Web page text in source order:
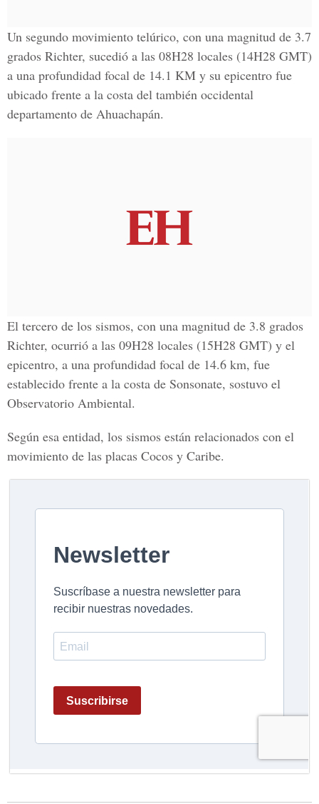
Un segundo movimiento telúrico, con una magnitud de 3.7
grados Richter, sucedió a las 08H28 locales (14H28 GMT)
a una profundidad focal de 14.1 KM y su epicentro fue
ubicado frente a la costa del también occidental
departamento de Ahuachapán.
El tercero de los sismos, con una magnitud de 3.8 grados
Richter, ocurrió a las 09H28 locales (15H28 GMT) y el
epicentro, a una profundidad focal de 14.6 km, fue
establecido frente a la costa de Sonsonate, sostuvo el
Observatorio Ambiental.
Según esa entidad, los sismos están relacionados con el
movimiento de las placas Cocos y Caribe.